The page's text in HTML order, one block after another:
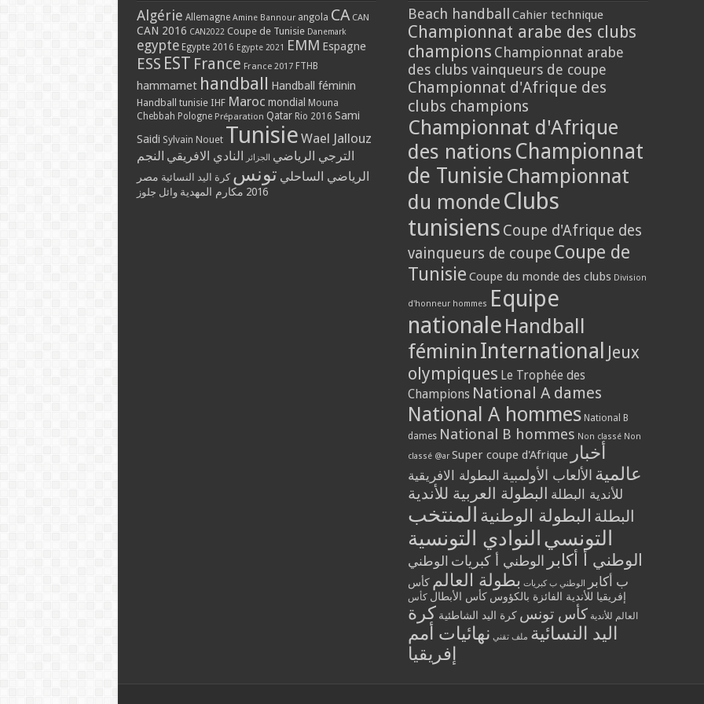
Algérie Allemagne Amine Bannour angola CA CAN
CAN 2016 CAN2022 Coupe de Tunisie Danemark
egypte Egypte 2016 Egypte 2021 EMM Espagne
ESS EST France France 2017 FTHB
hammamet handball Handball féminin
Handball tunisie IHF Maroc mondial Mouna
Chebbah Pologne Préparation Qatar Rio 2016 Sami
Saidi Sylvain Nouet Tunisie Wael Jallouz
الترجي الرياضي الجزائر النادي الافريقي النجم
الرياضي الساحلي تونس كرة اليد النسائية مصر
2016 مكارم المهدية وائل جلوز
Beach handball Cahier technique
Championnat arabe des clubs
champions Championnat arabe
des clubs vainqueurs de coupe
Championnat d'Afrique des
clubs champions
Championnat d'Afrique
des nations Championnat
de Tunisie Championnat
du monde Clubs
tunisiens Coupe d'Afrique des
vainqueurs de coupe Coupe de
Tunisie Coupe du monde des clubs Division
d'honneur hommes Equipe
nationale Handball
féminin International Jeux
olympiques Le Trophée des
Champions National A dames
National A hommes National B
dames National B hommes Non classé Non
classé @ar Super coupe d'Afrique أخبار
عالمية الألعاب الأولمبية البطولة الافريقية
للأندية البطلة البطولة العربية للأندية
البطلة البطولة الوطنية المنتخب
التونسي النوادي التونسية
الوطني أ أكابر الوطني أ كبريات الوطني
ب أكابر
الوطني ب كبريات بطولة العالم كأس
إفريقيا للأندية الفائزة بالكؤوس كأس الأبطال كأس
العالم للأندية كأس تونس كرة اليد الشاطئية كرة
اليد النسائية ملف تقني نهائيات أمم
إفريقيا